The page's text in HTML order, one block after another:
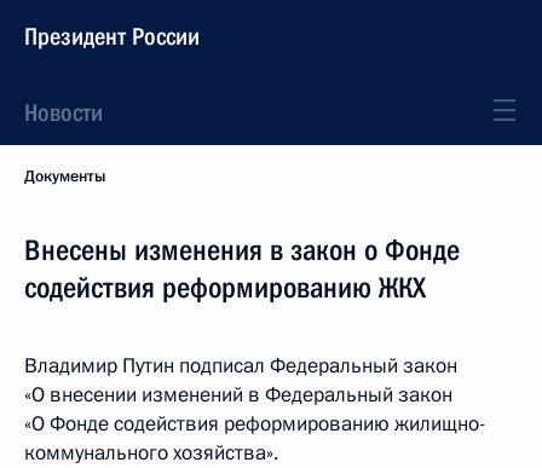
Президент России
Новости
Документы
Внесены изменения в закон о Фонде
содействия реформированию ЖКХ
Владимир Путин подписал Федеральный закон
«О внесении изменений в Федеральный закон
«О Фонде содействия реформированию жилищно-
коммунального хозяйства».